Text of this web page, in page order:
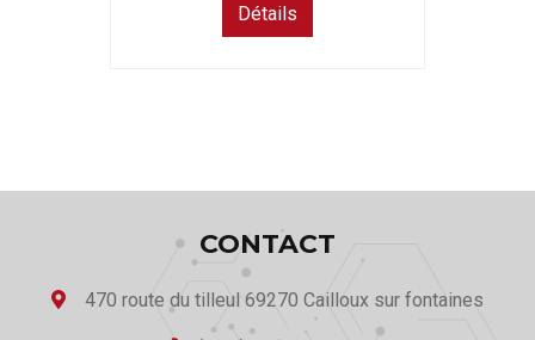
Détails
CONTACT
470 route du tilleul 69270 Cailloux sur fontaines